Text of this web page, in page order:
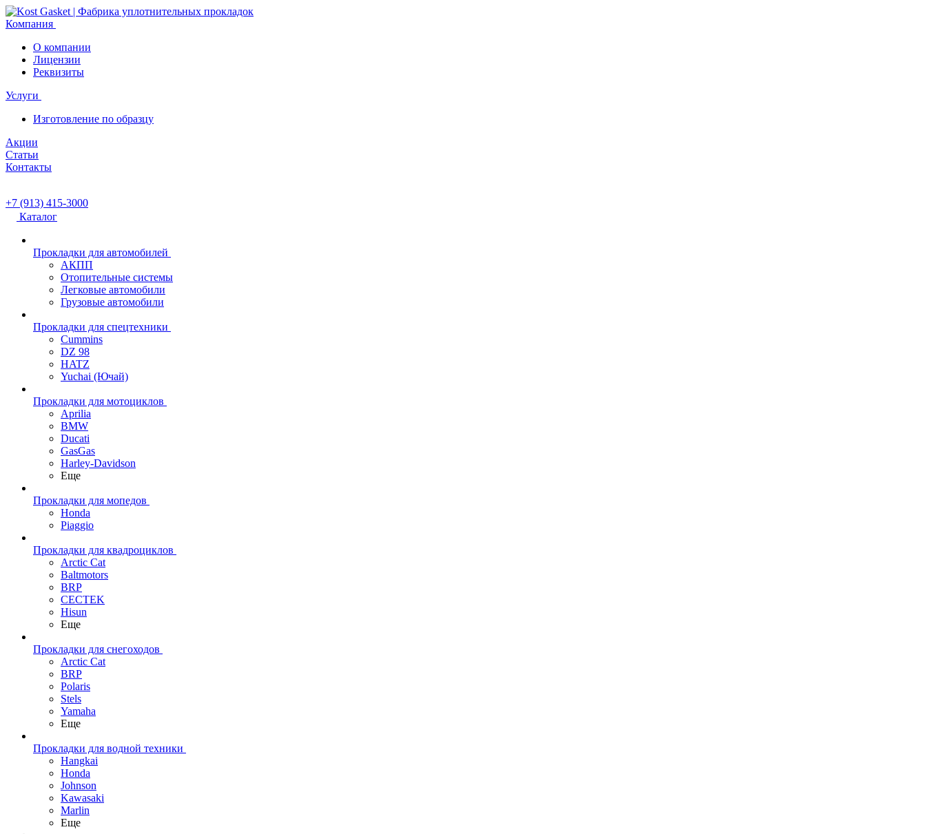
Компания
О компании
Лицензии
Реквизиты
Услуги
Изготовление по образцу
Акции
Статьи
Контакты
+7 (913) 415-3000
Каталог
Прокладки для автомобилей
АКПП
Отопительные системы
Легковые автомобили
Грузовые автомобили
Прокладки для спецтехники
Cummins
DZ 98
HATZ
Yuchai (Ючай)
Прокладки для мотоциклов
Aprilia
BMW
Ducati
GasGas
Harley-Davidson
Еще
Прокладки для мопедов
Honda
Piaggio
Прокладки для квадроциклов
Arctic Cat
Baltmotors
BRP
CECTEK
Hisun
Еще
Прокладки для снегоходов
Arctic Cat
BRP
Polaris
Stels
Yamaha
Еще
Прокладки для водной техники
Hangkai
Honda
Johnson
Kawasaki
Marlin
Еще